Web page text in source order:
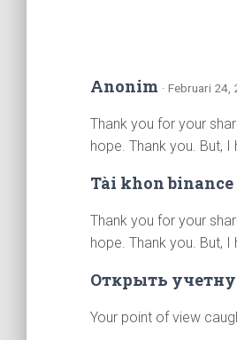
Anonim · Februari
Thank you for your
hope. Thank you. But,
Tài khon
Thank you for your
hope. Thank you. But,
Открыть
Your point of view